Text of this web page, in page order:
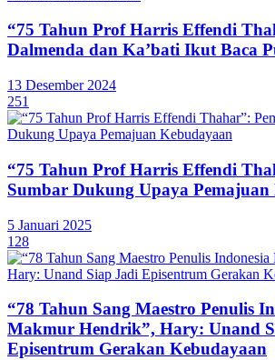
“75 Tahun Prof Harris Effendi
Dalmenda dan Ka’bati Ikut Baca
13 Desember 2024
251
“75 Tahun Prof Harris Effendi
Sumbar Dukung Upaya Pemajuan
5 Januari 2025
128
“78 Tahun Sang Maestro Penulis
Makmur Hendrik”, Hary: Unand
Episentrum Gerakan Kebudayaan